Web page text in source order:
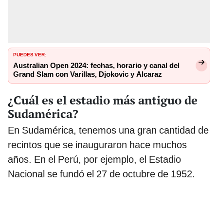
PUEDES VER:
Australian Open 2024: fechas, horario y canal del
Grand Slam con Varillas, Djokovic y Alcaraz
¿Cuál es el estadio más antiguo de
Sudamérica?
En Sudamérica, tenemos una gran cantidad de
recintos que se inauguraron hace muchos
años. En el Perú, por ejemplo, el Estadio
Nacional se fundó el 27 de octubre de 1952.